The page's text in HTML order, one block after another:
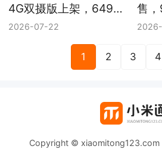
4G双摄版上架，649元
主打免布线
2026-07-22
售
打
1 2 3 4
Copyright © xiaomitong123.com